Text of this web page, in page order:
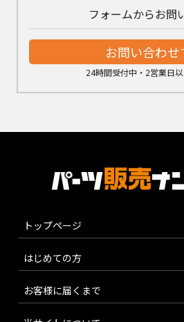
フォームからお問
お問い合わせ
24時間受付中・2営業日
トップページ
はじめての方
お客様に届くまで